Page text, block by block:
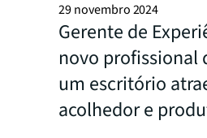
29 novembro 2024
Gerente de
novo profissional
um escritório
acolhedor e